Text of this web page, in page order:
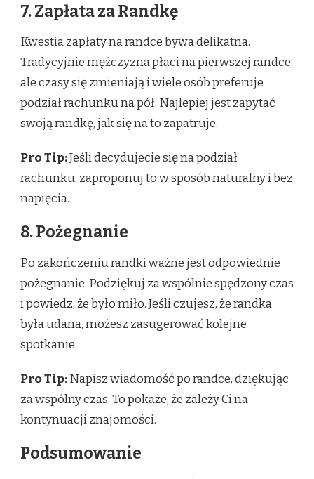
7. Zapłata za Randkę
Kwestia zapłaty na randce bywa delikatna.
Tradycyjnie mężczyzna płaci na pierwszej randce,
ale czasy się zmieniają i wiele osób preferuje
podział rachunku na pół. Najlepiej jest zapytać
swoją randkę, jak się na to zapatruje.
Pro Tip:Jeśli decydujecie się na podział
rachunku, zaproponuj to w sposób naturalny i bez
napięcia.
8. Pożegnanie
Po zakończeniu randki ważne jest odpowiednie
pożegnanie. Podziękuj za wspólnie spędzony czas
i powiedz, że było miło. Jeśli czujesz, że randka
była udana, możesz zasugerować kolejne
spotkanie.
Pro Tip:Napisz wiadomość po randce, dziękując
za wspólny czas. To pokaże, że zależy Ci na
kontynuacji znajomości.
Podsumowanie